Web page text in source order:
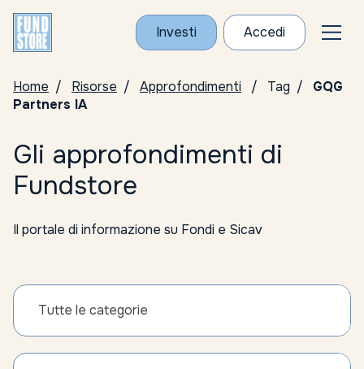
Investi Accedi
Home Risorse Approfondimenti Tag
GQG
Partners IA
Gli approfondimenti di
Fundstore
Il portale di informazione su Fondi e Sicav
Tutte le categorie